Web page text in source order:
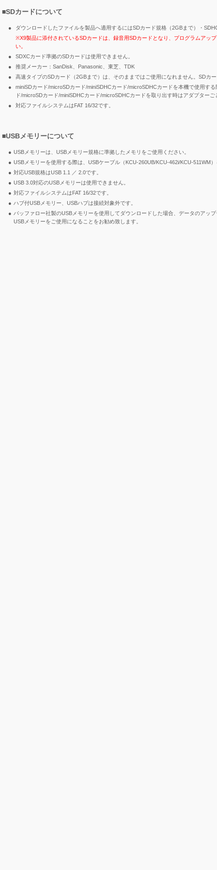
■SDカードについて
●
ダウンロードしたファイルを製品へ適用するにはSDカード規格（2GBまで）・
※X9製品に添付されているSDカードは、録音用SDカードとなり、プログラムアッ
い。
●
SDXCカード準拠のSDカードは使用できません。
●
推奨メーカー：SanDisk、Panasonic、東芝、TDK
●
高速タイプのSDカード（2GBまで）は、そのままではご使用になれません。SDカ
●
miniSDカード/microSDカード/miniSDHCカード/microSDHCカードを本機で使用す
ド/microSDカード/miniSDHCカード/microSDHCカードを取り出す時はアダプター
●
対応ファイルシステムはFAT 16/32です。
■USBメモリーについて
● USBメモリーは、USBメモリー規格に準拠したメモリをご使用ください。
● USBメモリーを使用する際は、USBケーブル（KCU-260UB/KCU-462i/KCU-511WM
● 対応USB規格はUSB 1.1 ／ 2.0です。
● USB 3.0対応のUSBメモリーは使用できません。
● 対応ファイルシステムはFAT 16/32です。
● ハブ付USBメモリー、USBハブは接続対象外です。
● バッファロー社製のUSBメモリーを使用してダウンロードした場合、データのアッ
USBメモリーをご使用になることをお勧め致します。